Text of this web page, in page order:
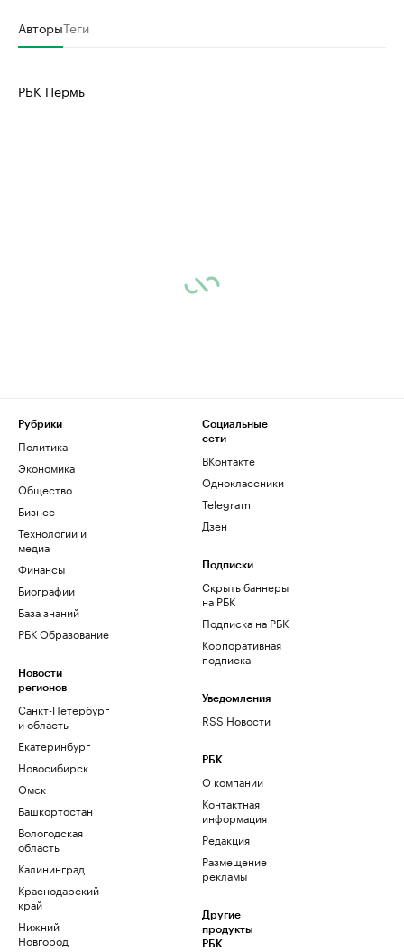
АвторыТеги
РБК Пермь
Рубрики
Политика
Экономика
Общество
Бизнес
Технологии и
медиа
Финансы
Биографии
База знаний
РБК Образование
Новости
регионов
Санкт-Петербург
и область
Екатеринбург
Новосибирск
Омск
Башкортостан
Вологодская
область
Калининград
Краснодарский
край
Нижний
Новгород
Социальные
сети
ВКонтакте
Одноклассники
Telegram
Дзен
Подписки
Скрыть баннеры
на РБК
Подписка на РБК
Корпоративная
подписка
Уведомления
RSS Новости
РБК
О компании
Контактная
информация
Редакция
Размещение
рекламы
Другие
продукты
РБК